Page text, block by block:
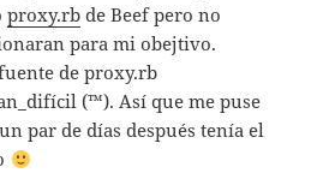
proxy.rb de Beef pero no
para mi obejtivo.
de proxy.rb
(™). Así que me puse
par de días después tenía el